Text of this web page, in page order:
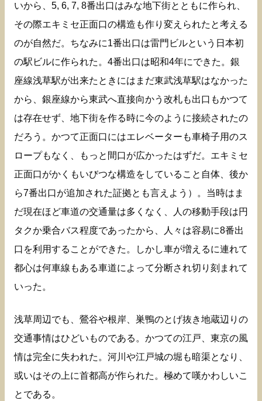
いから、5, 6, 7, 8番出口はみな地下街とともに作られ、
その際エキミセ正面口の構造も作り変えられたと考える
のが自然だ。ちなみに1番出口は雷門ビルという日本初
の駅ビルに作られた。4番出口は昭和4年にできた。銀
座線浅草駅が出来たときにはまだ東武浅草駅はなかった
から、銀座線から東武へ直接向かう改札も出口もかつて
は存在せず、地下街を作る時に今のように接続されたの
だろう。かつて正面口にはエレベーターも車椅子用のス
ロープもなく、もっと間口が広かったはずだ。エキミセ
正面口がかくもいびつな構造をしていること自体、後か
ら7番出口が追加された証拠とも言えよう）。当時はま
だ現在ほど車道の交通量は多くなく、人の移動手段は円
タクか乗合バス程度であったから、人々は容易に8番出
口を利用することができた。しかし車が増えるに連れて
都心は何車線もある車道によって分断され切り刻まれて
いった。
浅草周辺でも、鶯谷や根岸、巣鴨のとげ抜き地蔵辺りの
交通事情はひどいものである。かつての江戸、東京の風
情は完全に失われた。河川や江戸城の堀も暗渠となり、
或いはその上に首都高が作られた。極めて嘆かわしいこ
とである。